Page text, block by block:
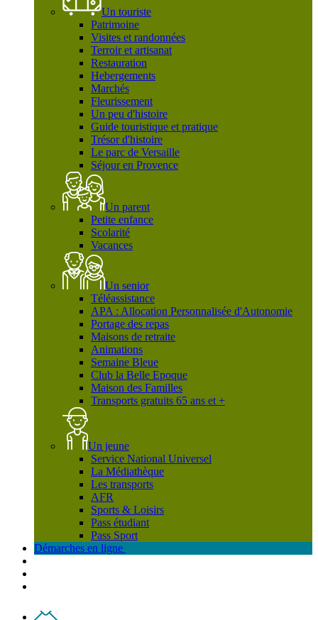
Un touriste
Patrimoine
Visites et randonnées
Terroir et artisanat
Restauration
Hebergements
Marchés
Fleurissement
Un peu d'histoire
Guide touristique et pratique
Trésor d'histoire
Le parc de Versaille
Séjour en Provence
Un parent
Petite enfance
Scolarité
Vacances
Un senior
Téléassistance
APA : Allocation Personnalisée d'Autonomie
Portage des repas
Maisons de retraite
Animations
Semaine Bleue
Club la Belle Epoque
Maison des Familles
Transports gratuits 65 ans et +
Un jeune
Service National Universel
La Médiathèque
Les transports
AFR
Sports & Loisirs
Pass étudiant
Pass Sport
Démarches en ligne
Contact